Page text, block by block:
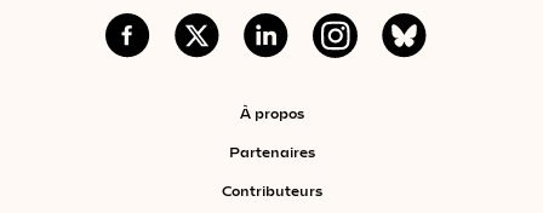
À propos
Partenaires
Contributeurs